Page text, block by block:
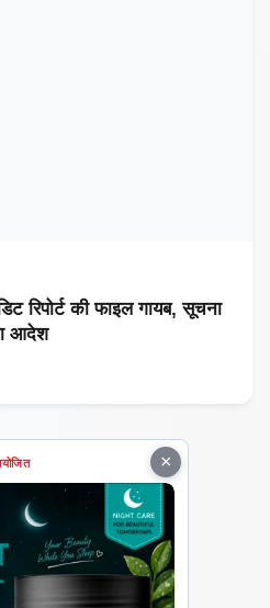
रिपोर्ट की फाइल गायब, सूचना
आदेश
×